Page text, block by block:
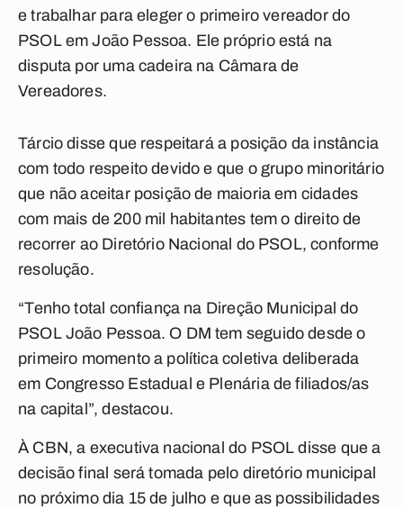
e trabalhar para eleger o primeiro vereador do
PSOL em João Pessoa. Ele próprio está na
disputa por uma cadeira na Câmara de
Vereadores.
Tárcio disse que respeitará a posição da instância
com todo respeito devido e que o grupo minoritário
que não aceitar posição de maioria em cidades
com mais de 200 mil habitantes tem o direito de
recorrer ao Diretório Nacional do PSOL, conforme
resolução.
“⁠Tenho total confiança na Direção Municipal do
PSOL João Pessoa. O DM tem seguido desde o
primeiro momento a política coletiva deliberada
em Congresso Estadual e Plenária de filiados/as
na capital”, destacou.
À CBN, a executiva nacional do PSOL disse que a
decisão final será tomada pelo diretório municipal
no próximo dia 15 de julho e que as possibilidades